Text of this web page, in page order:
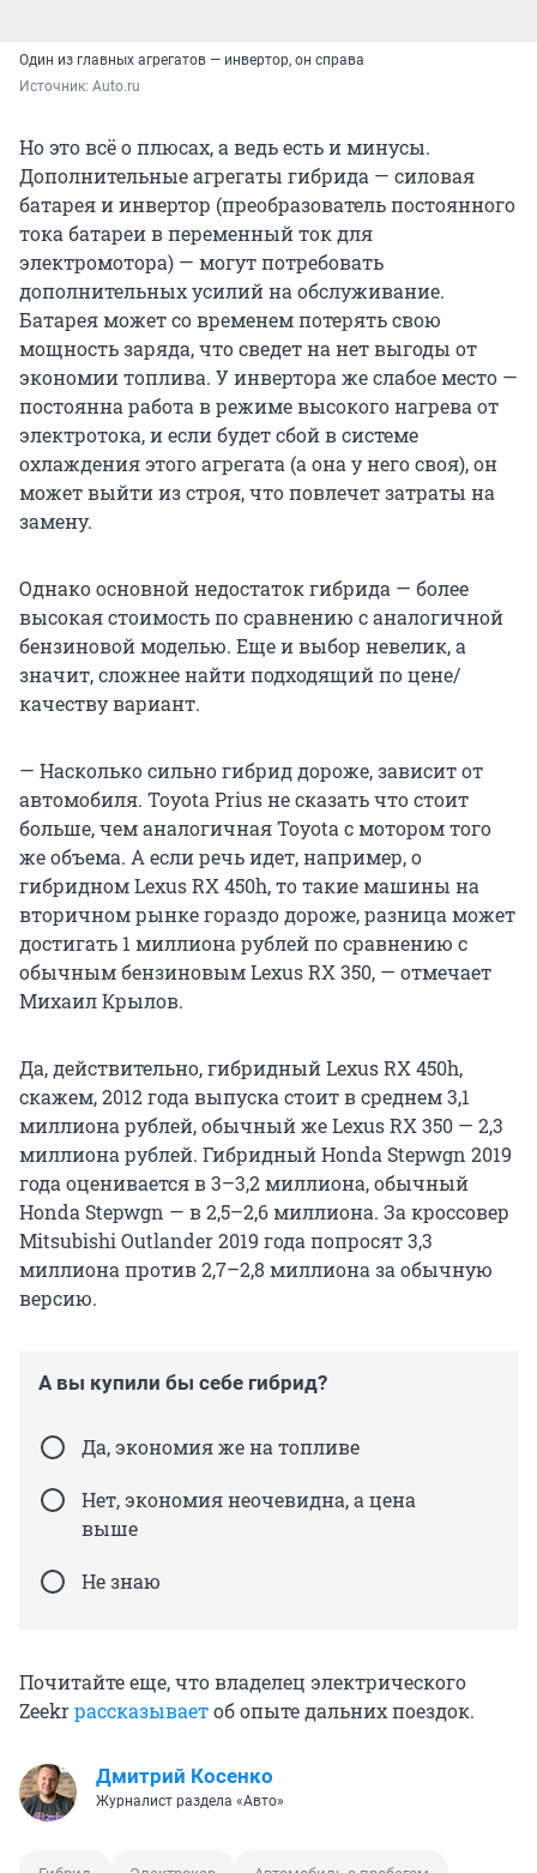
Один из главных агрегатов — инвертор, он справа
Источник: Auto.ru
Но это всё о плюсах, а ведь есть и минусы.
Дополнительные агрегаты гибрида — силовая
батарея и инвертор (преобразователь постоянного
тока батареи в переменный ток для
электромотора) — могут потребовать
дополнительных усилий на обслуживание.
Батарея может со временем потерять свою
мощность заряда, что сведет на нет выгоды от
экономии топлива. У инвертора же слабое место —
постоянна работа в режиме высокого нагрева от
электротока, и если будет сбой в системе
охлаждения этого агрегата (а она у него своя), он
может выйти из строя, что повлечет затраты на
замену.
Однако основной недостаток гибрида — более
высокая стоимость по сравнению с аналогичной
бензиновой моделью. Еще и выбор невелик, а
значит, сложнее найти подходящий по цене/
качеству вариант.
— Насколько сильно гибрид дороже, зависит от
автомобиля. Toyota Prius не сказать что стоит
больше, чем аналогичная Toyota с мотором того
же объема. А если речь идет, например, о
гибридном Lexus RX 450h, то такие машины на
вторичном рынке гораздо дороже, разница может
достигать 1 миллиона рублей по сравнению с
обычным бензиновым Lexus RX 350, — отмечает
Михаил Крылов.
Да, действительно, гибридный Lexus RX 450h,
скажем, 2012 года выпуска стоит в среднем 3,1
миллиона рублей, обычный же Lexus RX 350 — 2,3
миллиона рублей. Гибридный Honda Stepwgn 2019
года оценивается в 3–3,2 миллиона, обычный
Honda Stepwgn — в 2,5–2,6 миллиона. За кроссовер
Mitsubishi Outlander 2019 года попросят 3,3
миллиона против 2,7–2,8 миллиона за обычную
версию.
А вы купили бы себе гибрид?
Да, экономия же на топливе
Нет, экономия неочевидна, а цена
выше
Не знаю
Почитайте еще, что владелец электрического
Zeekrрассказываетоб опыте дальних поездок.
Дмитрий Косенко
Журналист раздела «Авто»